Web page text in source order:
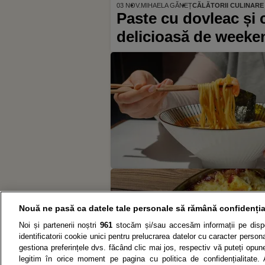
03 NOV. MIHAELA GĂNEȚCĂLĂTORII CULINARE
Paste cu dovleac și
delicioasă de
Nouă ne pasă ca datele tale personale să rămână
Noi și partenerii noștri961 stocăm și/sau accesăm informații pe
identificatorii cookie unici pentru prelucrarea datelor cu caracter
gestiona preferințele dvs. făcând clic mai jos, respectiv vă puteți
legitim în orice moment pe pagina cu politica de confidențialitate.